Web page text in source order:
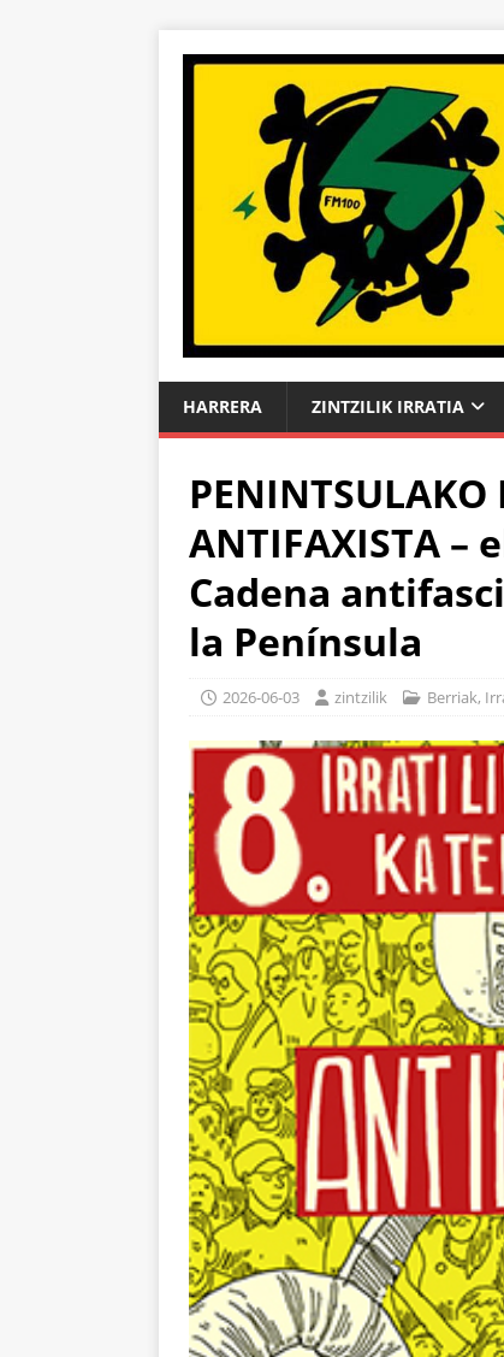
HARRERA ZINTZILIK IRRATIA
PENINTSULAKO
ANTIFAXISTA –
Cadena
la Península
2026-06-03 zintzilik Berriak,